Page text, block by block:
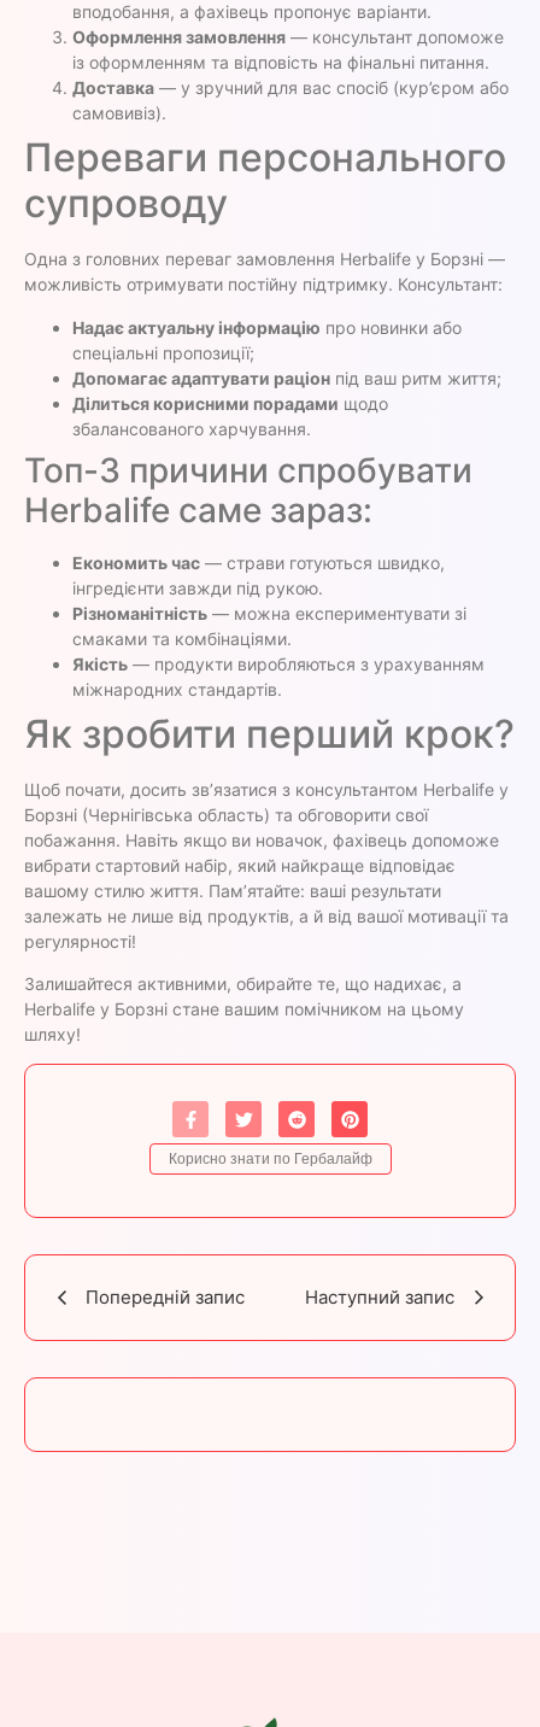
вподобання, а фахівець пропонує варіанти.
Оформлення замовлення — консультант допоможе
із оформленням та відповість на фінальні питання.
Доставка — у зручний для вас спосіб (кур’єром або
самовивіз).
Переваги персонального
супроводу
Одна з головних переваг замовлення Herbalife у Борзні —
можливість отримувати постійну підтримку. Консультант:
Надає актуальну інформацію про новинки або
спеціальні пропозиції;
Допомагає адаптувати раціон під ваш ритм життя;
Ділиться корисними порадами щодо
збалансованого харчування.
Топ-3 причини спробувати
Herbalife саме зараз:
Економить час — страви готуються швидко,
інгредієнти завжди під рукою.
Різноманітність — можна експериментувати зі
смаками та комбінаціями.
Якість — продукти виробляються з урахуванням
міжнародних стандартів.
Як зробити перший крок?
Щоб почати, досить зв’язатися з консультантом Herbalife у
Борзні (Чернігівська область) та обговорити свої
побажання. Навіть якщо ви новачок, фахівець допоможе
вибрати стартовий набір, який найкраще відповідає
вашому стилю життя. Пам’ятайте: ваші результати
залежать не лише від продуктів, а й від вашої мотивації та
регулярності!
Залишайтеся активними, обирайте те, що надихає, а
Herbalife у Борзні стане вашим помічником на цьому
шляху!
Корисно знати по Гербалайф
Попередній запис Наступний запис